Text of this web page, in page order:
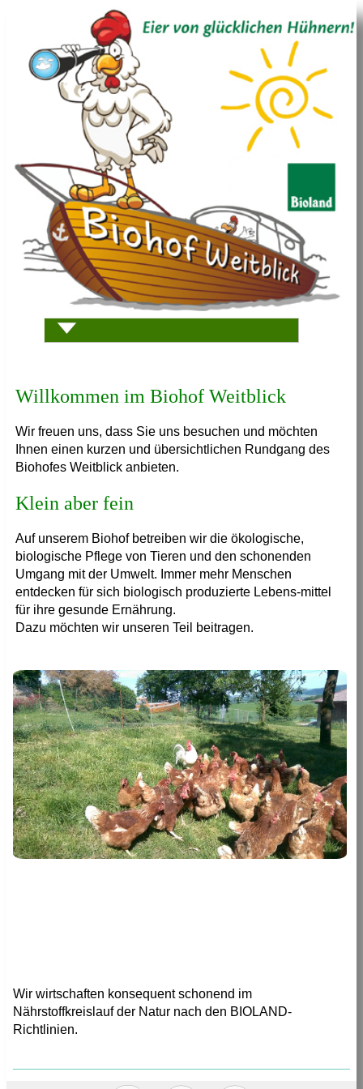
Willkommen im Biohof Weitblick
Wir freuen uns, dass Sie uns besuchen und möchten
Ihnen einen kurzen und übersichtlichen Rundgang des
Biohofes Weitblick anbieten.
Klein aber fein
Auf unserem Biohof betreiben wir die ökologische,
biologische Pflege von Tieren und den schonenden
Umgang mit der Umwelt. Immer mehr Menschen
entdecken für sich biologisch produzierte Lebens-mittel
für ihre gesunde Ernährung.
Dazu möchten wir unseren Teil beitragen.
Wir wirtschaften konsequent schonend im
Nährstoffkreislauf der Natur nach den BIOLAND-
Richtlinien.